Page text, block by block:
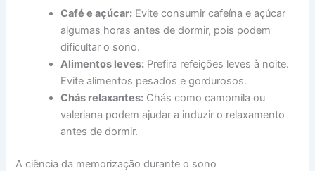
Café e açúcar: Evite consumir cafeína e açúcar
algumas horas antes de dormir, pois podem
dificultar o sono.
Alimentos leves: Prefira refeições leves à noite.
Evite alimentos pesados e gordurosos.
Chás relaxantes: Chás como camomila ou
valeriana podem ajudar a induzir o relaxamento
antes de dormir.
A ciência da memorização durante o sono